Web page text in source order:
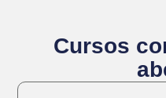
Cursos